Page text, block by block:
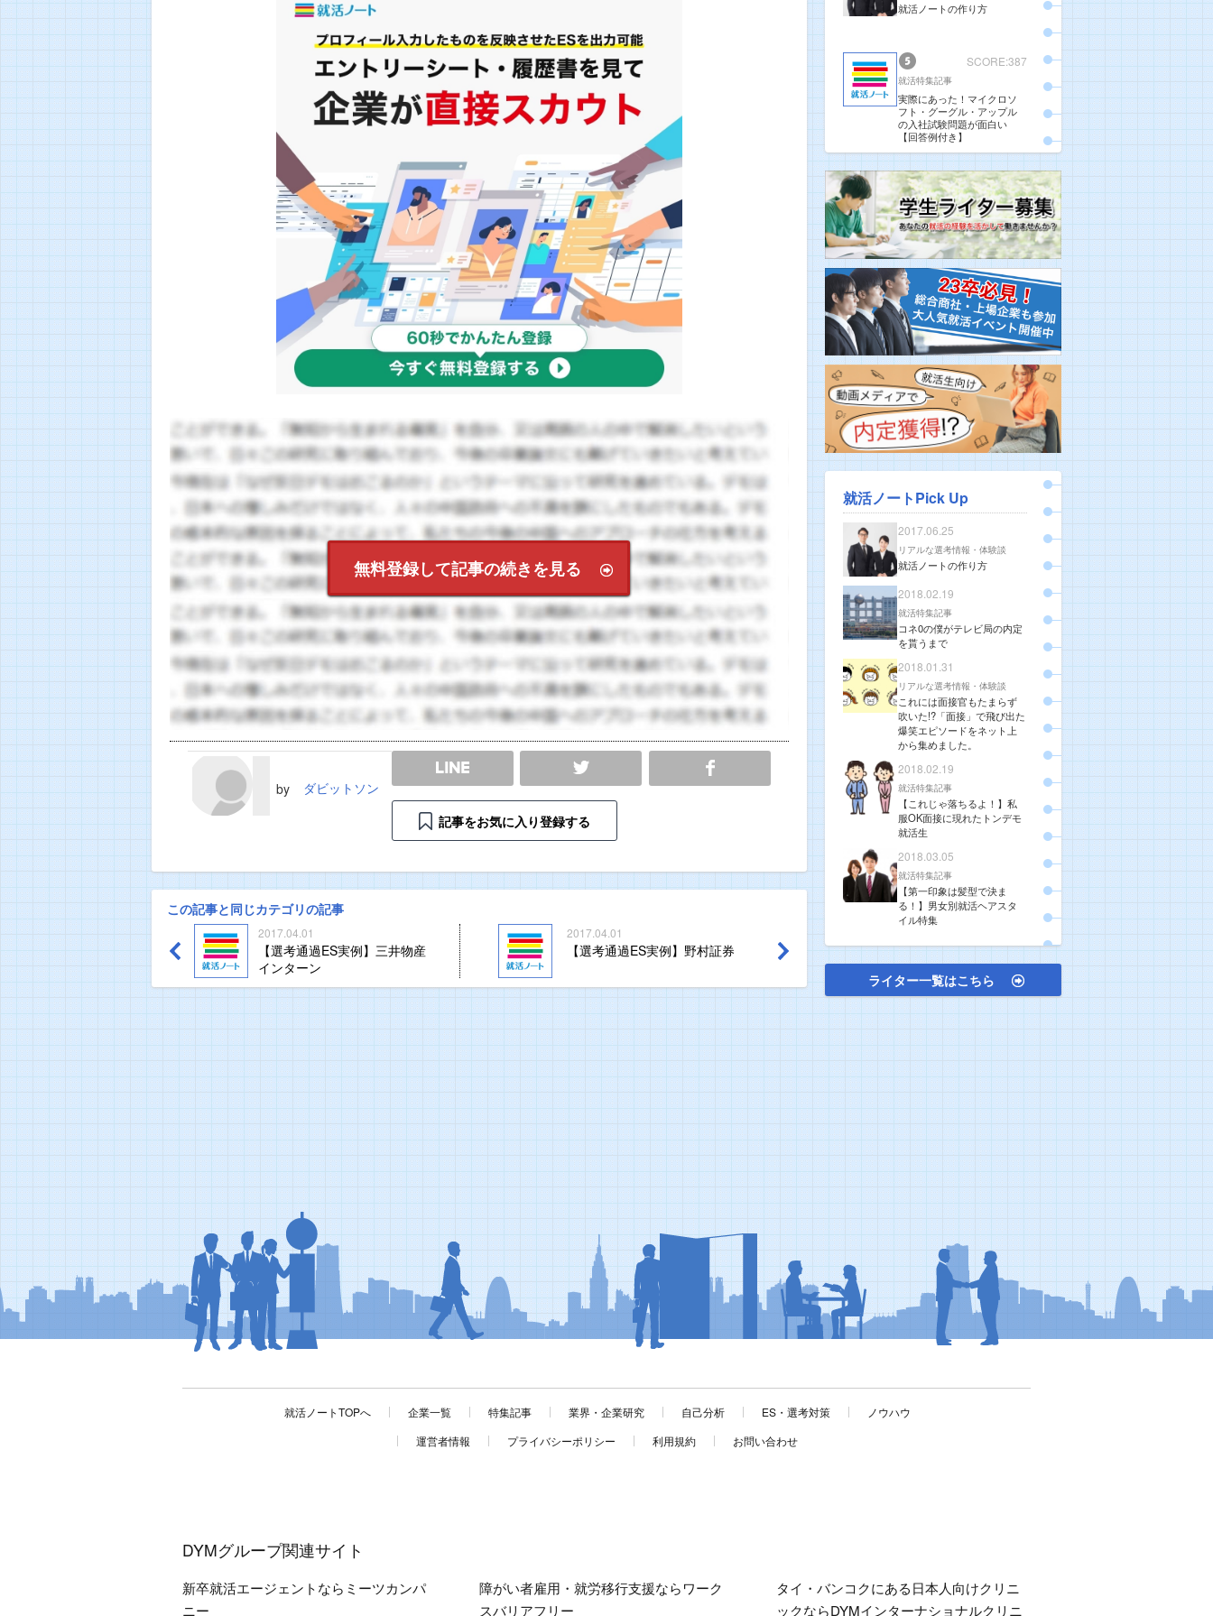
無料登録して記事の続きを見る
by ダビットソン
LINE SHARE
記事をお気に入り登録する
この記事と同じカテゴリの記事
2017.04.01
【選考通過ES実例】三井物産
インターン
2017.04.01
【選考通過ES実例】野村証券
就活ノートの作り方
SCORE:387
就活特集記事
実際にあった！マイクロソ
フト・グーグル・アップル
の入社試験問題が面白い
【回答例付き】
就活ノートPick Up
2017.06.25
リアルな選考情報・体験談
就活ノートの作り方
2018.02.19
就活特集記事
コネ0の僕がテレビ局の内定
を貰うまで
2018.01.31
リアルな選考情報・体験談
これには面接官もたまらず
吹いた!?「面接」で飛び出た
爆笑エピソードをネット上
から集めました。
2018.02.19
就活特集記事
【これじゃ落ちるよ！】私
服OK面接に現れたトンデモ
就活生
2018.03.05
就活特集記事
【第一印象は髪型で決ま
る！】男女別就活ヘアスタ
イル特集
ライター一覧はこちら
就活ノートTOPへ 企業一覧 特集記事 業界・企業研究 自己分析 ES・選考対策
ノウハウ
運営者情報
プライバシーポリシー 利用規約 お問い合わせ
DYMグループ関連サイト
新卒就活エージェントならミーツカンパ
ニー
障がい者雇用・就労移行支援ならワーク
スバリアフリー
タイ・バンコクにある日本人向けクリニ
ックならDYMインターナショナルクリニ